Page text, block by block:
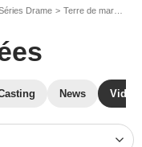
Drame Terre de marées
News